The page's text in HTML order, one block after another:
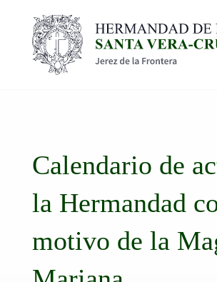
Calendario de
la Hermandad
motivo de la